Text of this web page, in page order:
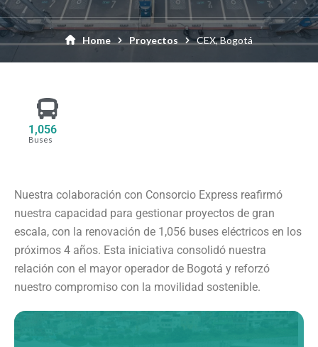
Home Proyectos CEX, Bogotá
1,056
Buses
Nuestra colaboración con Consorcio Express reafirmó
nuestra capacidad para gestionar proyectos de gran
escala, con la renovación de 1,056 buses eléctricos en los
próximos 4 años. Esta iniciativa consolidó nuestra
relación con el mayor operador de Bogotá y reforzó
nuestro compromiso con la movilidad sostenible.